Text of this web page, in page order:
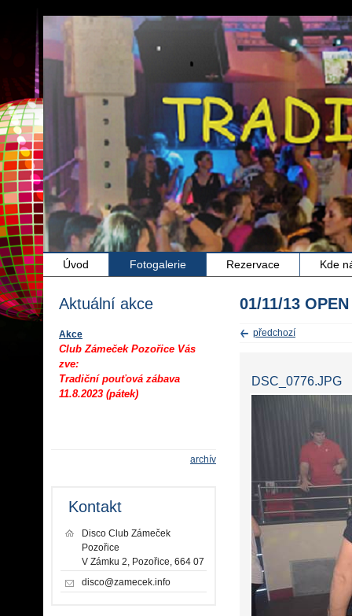
Úvod Fotogalerie Rezervace Kde
01/11/13 OPEN
předchozí
DSC_0776.JPG
Aktuální akce
Akce
Club Zámeček Pozořice Vás
zve:
Tradiční pouťová zábava
11.8.2023 (pátek)
archív
Kontakt
Disco Club Zámeček
Pozořice
V Zámku 2, Pozořice, 664 07
disco@zamecek.info